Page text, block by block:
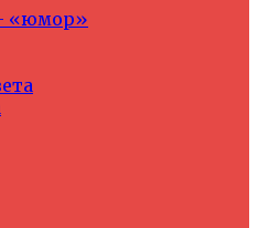
«юмор»